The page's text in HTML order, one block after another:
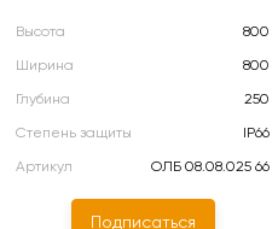
Высота
800
Ширина
800
Глубина
250
Степень защиты
IP66
Артикул
ОЛБ 08.08.025 66
Подписаться